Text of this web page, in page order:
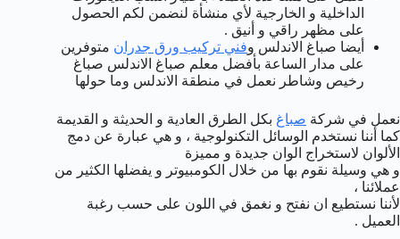
الداخلية و الخارجية لأي منشأة لنضمن لكم الحصول
على مظهر راقي و أنيق .
أيضا صباغ الاندلس وفني تركيب ورق جدران متوفرين
على مدار الساعة بأفضل معلم صباغ الاندلس صباغ
رخيص وشاطر نعمل في منطقة الاندلس وما حولها
نعمل في شركة صباغ بكل الطرق العادية و الحديثة و القديمة
كما أننا نستخدم الوسائل التكنولوجية ، و هي عبارة عن دمج
الألوان لاستخراج الوان جديدة و مميزة
و هي وسيلة نقوم بها من خلال الكومبيوتر و يفضلها الكثير من
عملائنا ،
لأننا نستطيع ان نفتح و نغمق في اللون على حسب رغبة
العميل .